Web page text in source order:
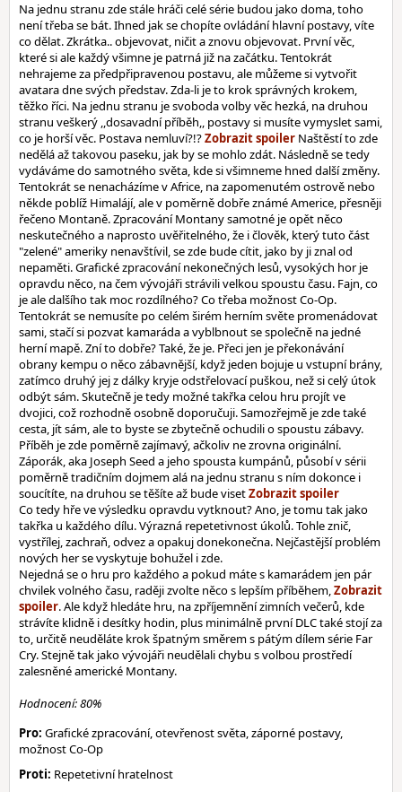
Na jednu stranu zde stále hráči celé série budou jako doma, toho
není třeba se bát. Ihned jak se chopíte ovládání hlavní postavy, víte
co dělat. Zkrátka.. objevovat, ničit a znovu objevovat. První věc,
které si ale každý všimne je patrná již na začátku. Tentokrát
nehrajeme za předpřipravenou postavu, ale můžeme si vytvořit
avatara dne svých představ. Zda-li je to krok správných krokem,
těžko říci. Na jednu stranu je svoboda volby věc hezká, na druhou
stranu veškerý ,,dosavadní příběh,, postavy si musíte vymyslet sami,
co je horší věc. Postava nemluví?!?
Naštěstí to zde
nedělá až takovou paseku, jak by se mohlo zdát. Následně se tedy
vydáváme do samotného světa, kde si všimneme hned další změny.
Tentokrát se nenacházíme v Africe, na zapomenutém ostrově nebo
někde poblíž Himalájí, ale v poměrně dobře známé Americe, přesněji
řečeno Montaně. Zpracování Montany samotné je opět něco
neskutečného a naprosto uvěřitelného, že i člověk, který tuto část
"zelené" ameriky nenavštívil, se zde bude cítit, jako by ji znal od
nepaměti. Grafické zpracování nekonečných lesů, vysokých hor je
opravdu něco, na čem vývojáři strávili velkou spoustu času. Fajn, co
je ale dalšího tak moc rozdílného? Co třeba možnost Co-Op.
Tentokrát se nemusíte po celém širém herním světe promenádovat
sami, stačí si pozvat kamaráda a vyblbnout se společně na jedné
herní mapě. Zní to dobře? Také, že je. Přeci jen je překonávání
obrany kempu o něco zábavnější, když jeden bojuje u vstupní brány,
zatímco druhý jej z dálky kryje odstřelovací puškou, než si celý útok
odbýt sám. Skutečně je tedy možné takřka celou hru projít ve
dvojici, což rozhodně osobně doporučuji. Samozřejmě je zde také
cesta, jít sám, ale to byste se zbytečně ochudili o spoustu zábavy.
Příběh je zde poměrně zajímavý, ačkoliv ne zrovna originální.
Záporák, aka Joseph Seed a jeho spousta kumpánů, působí v sérii
poměrně tradičním dojmem alá na jednu stranu s ním dokonce i
soucítíte, na druhou se těšíte až bude viset
Co tedy hře ve výsledku opravdu vytknout? Ano, je tomu tak jako
takřka u každého dílu. Výrazná repetetivnost úkolů. Tohle znič,
vystřílej, zachraň, odvez a opakuj donekonečna. Nejčastější problém
nových her se vyskytuje bohužel i zde.
Nejedná se o hru pro každého a pokud máte s kamarádem jen pár
chvilek volného času, raději zvolte něco s lepším příběhem,
. Ale když hledáte hru, na zpříjemnění zimních večerů, kde
strávíte klidně i desítky hodin, plus minimálně první DLC také stojí za
to, určitě neuděláte krok špatným směrem s pátým dílem série Far
Cry. Stejně tak jako vývojáři neudělali chybu s volbou prostředí
zalesněné americké Montany.
Hodnocení: 80%
Pro: Grafické zpracování, otevřenost světa, záporné postavy,
možnost Co-Op
Proti: Repetetivní hratelnost